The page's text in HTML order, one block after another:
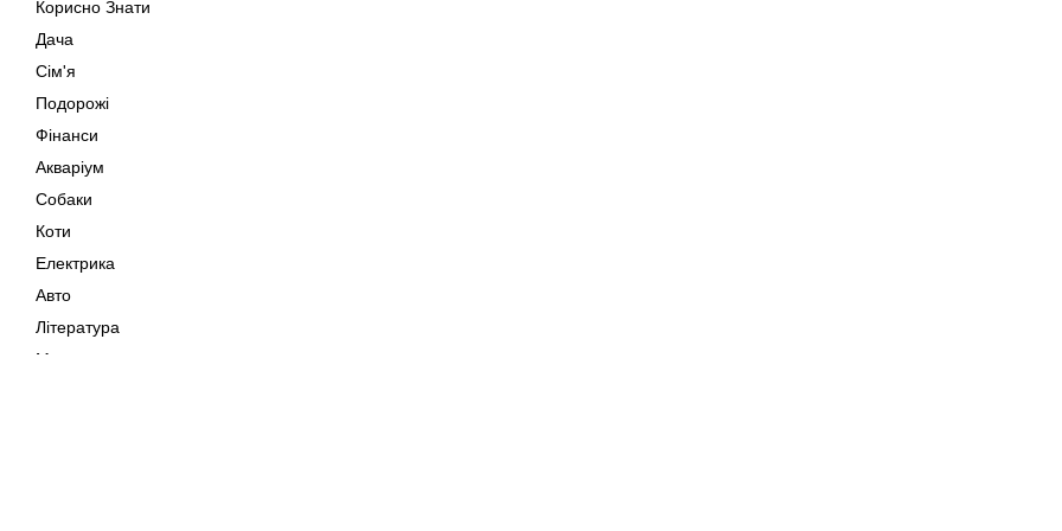
Корисно Знати
Дача
Сім'я
Подорожі
Фінанси
Акваріум
Собаки
Коти
Електрика
Авто
Література
Музика